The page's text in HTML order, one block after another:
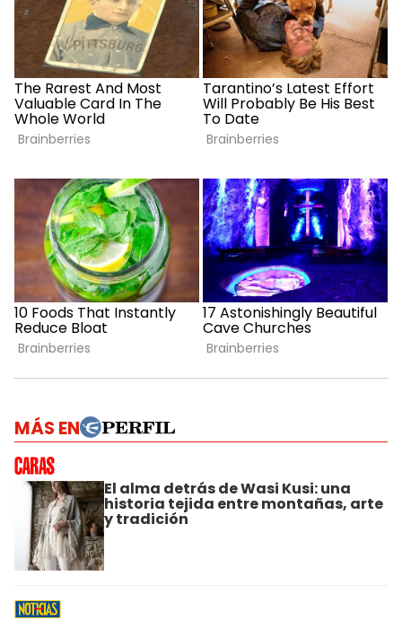
MÁS EN
El alma detrás de Wasi Kusi: una
historia tejida entre montañas, arte
y tradición